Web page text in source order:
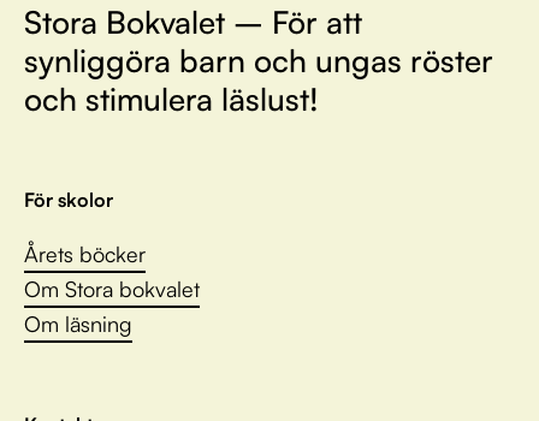
Stora Bokvalet – För att
synliggöra barn och ungas röster
och stimulera läslust!
För skolor
Årets böcker
Om Stora bokvalet
Om läsning